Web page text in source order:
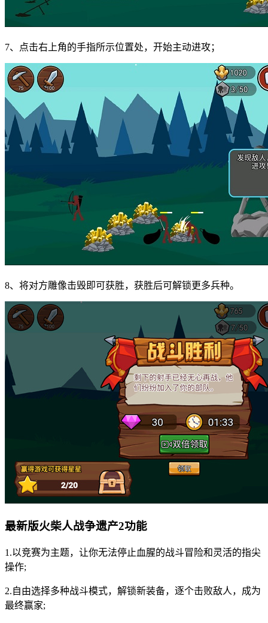
7、点击右上角的手指所示位置处，开始主动进攻；
8、将对方雕像击毁即可获胜，获胜后可解锁更多兵种。
最新版火柴人战争遗产2功能
1.以竞赛为主题，让你无法停止血腥的战斗冒险和灵活的指尖
操作;
2.自由选择多种战斗模式，解锁新装备，逐个击败敌人，成为
最终赢家;